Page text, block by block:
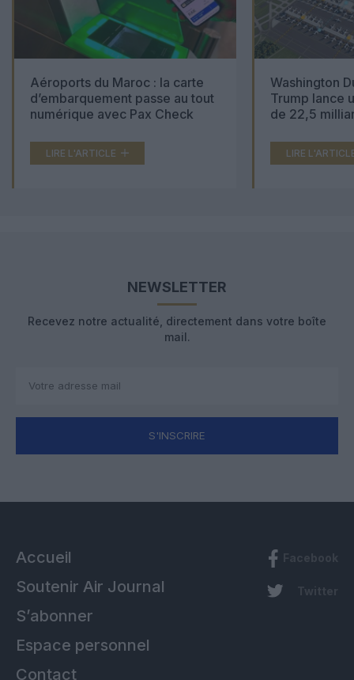
Aéroports du Maroc : la carte
d’embarquement passe au tout
numérique avec Pax Check
LIRE L'ARTICLE
Washington
Trump lance
de 22,5
LIRE
NEWSLETTER
Recevez notre actualité, directement dans votre boîte
mail.
S'INSCRIRE
Accueil
Soutenir Air Journal
S’abonner
Espace personnel
Contact